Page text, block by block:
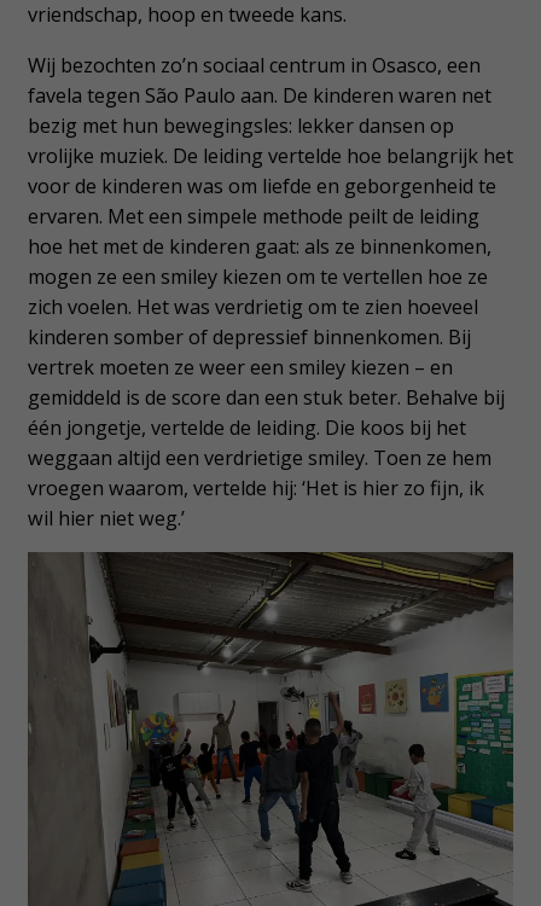
vriendschap, hoop en tweede kans.
Wij bezochten zo’n sociaal centrum in Osasco, een
favela tegen São Paulo aan. De kinderen waren net
bezig met hun bewegingsles: lekker dansen op
vrolijke muziek. De leiding vertelde hoe belangrijk het
voor de kinderen was om liefde en geborgenheid te
ervaren. Met een simpele methode peilt de leiding
hoe het met de kinderen gaat: als ze binnenkomen,
mogen ze een smiley kiezen om te vertellen hoe ze
zich voelen. Het was verdrietig om te zien hoeveel
kinderen somber of depressief binnenkomen. Bij
vertrek moeten ze weer een smiley kiezen – en
gemiddeld is de score dan een stuk beter. Behalve bij
één jongetje, vertelde de leiding. Die koos bij het
weggaan altijd een verdrietige smiley. Toen ze hem
vroegen waarom, vertelde hij: ‘Het is hier zo fijn, ik
wil hier niet weg.’